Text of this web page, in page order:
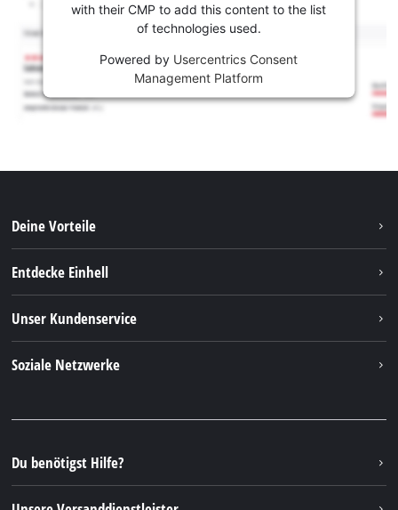
with their CMP to add this content to the list
of technologies used.
Powered by Usercentrics Consent
Management Platform
Deine Vorteile
Entdecke Einhell
Nachhaltigkeit
Unser Kundenservice
FAQs
Rücksendungen / Widerruf
Soziale Netzwerke
Instagram
TikTok
Du benötigst Hilfe?